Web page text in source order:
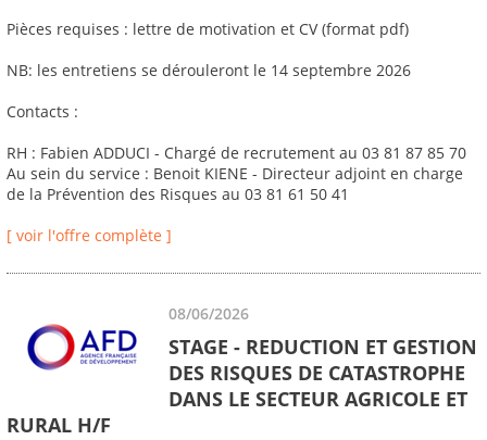
Pièces requises : lettre de motivation et CV (format pdf)
NB: les entretiens se dérouleront le 14 septembre 2026
Contacts :
RH : Fabien ADDUCI - Chargé de recrutement au 03 81 87 85 70
Au sein du service : Benoit KIENE - Directeur adjoint en charge
de la Prévention des Risques au 03 81 61 50 41
[ voir l'offre complète ]
08/06/2026
STAGE - REDUCTION ET GESTION
DES RISQUES DE CATASTROPHE
DANS LE SECTEUR AGRICOLE ET
RURAL H/F